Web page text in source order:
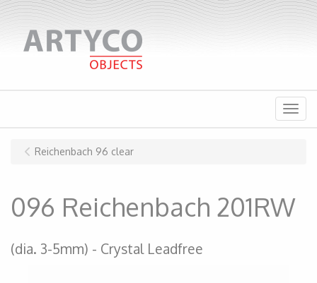
Menu
Reichenbach 96 clear
096 Reichenbach 201RW
(dia. 3-5mm) Crystal Leadfree